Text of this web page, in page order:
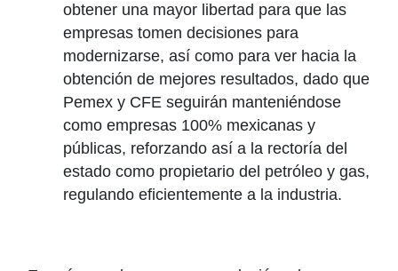
obtener una mayor libertad para que las
empresas tomen decisiones para
modernizarse, así como para ver hacia la
obtención de mejores resultados, dado que
Pemex y CFE seguirán manteniéndose
como empresas 100% mexicanas y
públicas, reforzando así a la rectoría del
estado como propietario del petróleo y gas,
regulando eficientemente a la industria.